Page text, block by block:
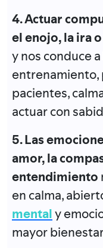
4. Actuar
el enojo, la ira
y nos conduce
entrenamiento,
pacientes,
actuar con
5. Las
amor, la
entendimiento
en calma,
mentaly
mayor